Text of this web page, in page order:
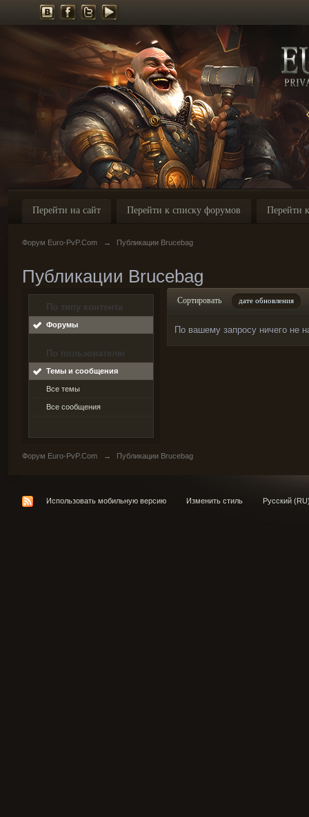
Перейти на сайт Перейти к списку форумов Перейти
Форум Euro-PvP.Com → Публикации Brucebag
Публикации Brucebag
По типу контента
Форумы
По пользователю
Темы и сообщения
Все темы
Все сообщения
Сортировать дате обновления
По вашему запросу ничего не
Форум Euro-PvP.Com → Публикации Brucebag
Использовать мобильную версию Изменить стиль Русский